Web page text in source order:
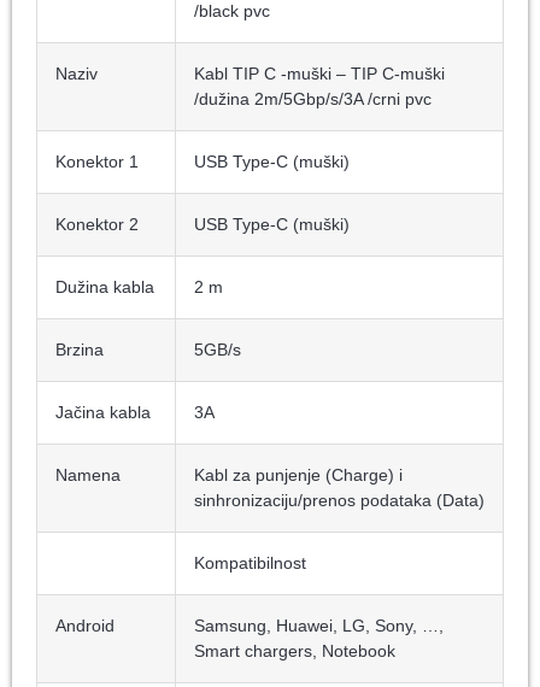
/black pvc
Naziv
Kabl TIP C -muški – TIP C-muški
/dužina 2m/5Gbp/s/3A /crni pvc
Konektor 1 USB Type-C (muški)
Konektor 2 USB Type-C (muški)
Dužina kabla 2 m
Brzina 5GB/s
Jačina kabla 3A
Namena
Kabl za punjenje (Charge) i
sinhronizaciju/prenos podataka (Data)
Kompatibilnost
Android
Samsung, Huawei, LG, Sony, …,
Smart chargers, Notebook